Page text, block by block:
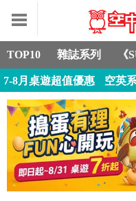
TOP10 雜誌系列 《
7-8月桌遊超值優惠 空英